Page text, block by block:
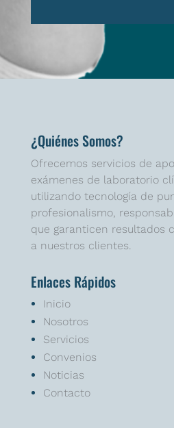
¿Quiénes Somos?
Ofrecemos servicios de
exámenes de laboratorio
utilizando tecnología de
profesionalismo,
que garanticen resultados
a nuestros clientes.
Enlaces Rápidos
Inicio
Nosotros
Servicios
Convenios
Noticias
Contacto